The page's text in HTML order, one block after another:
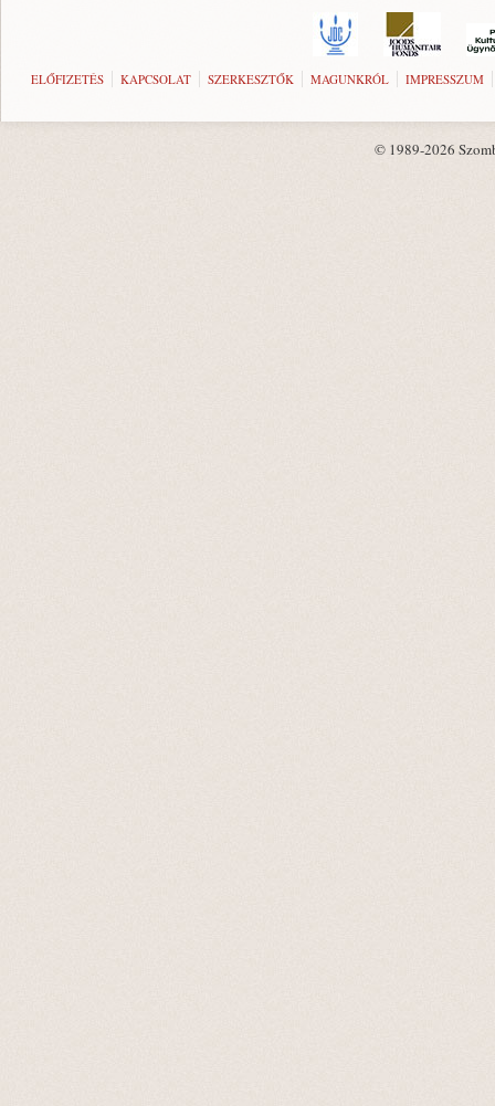
ELŐFIZETÉS KAPCSOLAT SZERKESZTŐK MAGUNKRÓL IMPRESSZUM
© 1989-2026